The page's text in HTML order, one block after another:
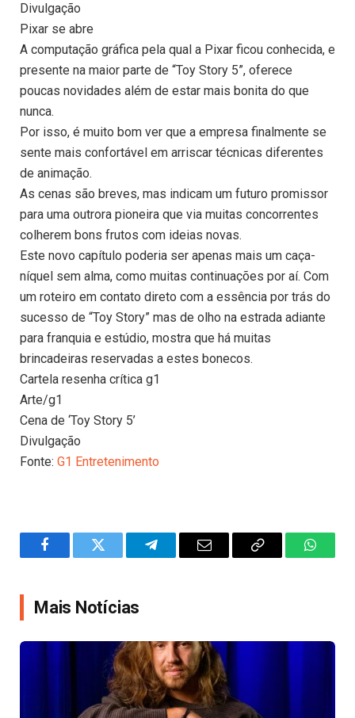
Divulgação
Pixar se abre
A computação gráfica pela qual a Pixar ficou conhecida, e
presente na maior parte de “Toy Story 5”, oferece
poucas novidades além de estar mais bonita do que
nunca.
Por isso, é muito bom ver que a empresa finalmente se
sente mais confortável em arriscar técnicas diferentes
de animação.
As cenas são breves, mas indicam um futuro promissor
para uma outrora pioneira que via muitas concorrentes
colherem bons frutos com ideias novas.
Este novo capítulo poderia ser apenas mais um caça-
níquel sem alma, como muitas continuações por aí. Com
um roteiro em contato direto com a essência por trás do
sucesso de “Toy Story” mas de olho na estrada adiante
para franquia e estúdio, mostra que há muitas
brincadeiras reservadas a estes bonecos.
Cartela resenha crítica g1
Arte/g1
Cena de ‘Toy Story 5’
Divulgação
Fonte: G1 Entretenimento
FacebookTwitter TelegramEmail
Copy
Mais Notícias